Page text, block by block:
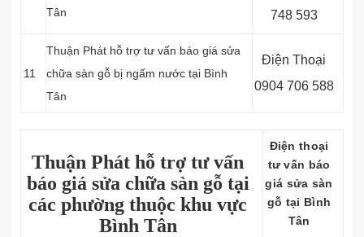
Tân
748 593
11
Thuận Phát hỗ trợ tư vấn báo giá sửa
chữa sàn gỗ bị ngấm nước tại Bình
Tân
Điện Thoại
0904 706 588
Thuận Phát hỗ trợ tư vấn
báo giá sửa chữa sàn gỗ tại
các phường thuộc khu vực
Bình Tân
Điện thoại
tư vấn báo
giá sửa sàn
gỗ tại Bình
Tân